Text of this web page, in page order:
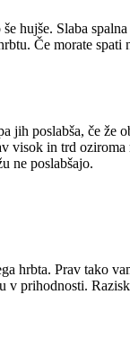
hujše. Slaba
Če morate
jih poslabša, če že
visok in trd
ne poslabšajo.
hrbta. Prav tako
prihodnosti.